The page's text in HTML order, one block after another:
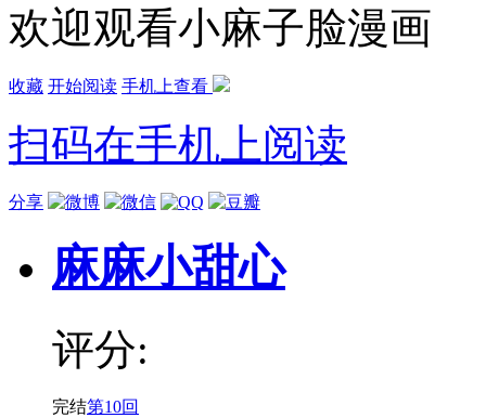
欢迎观看小麻子脸漫画
收藏 开始阅读 手机上查看
扫码在手机上阅读
分享
麻麻小甜心
评分:
完结第10回